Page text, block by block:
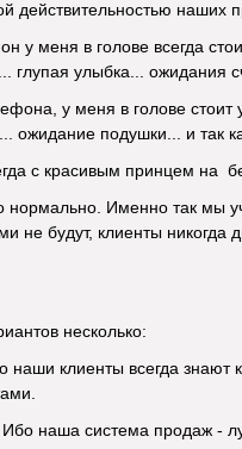
действительностью наших
у меня в голове всегда
глупая улыбка... ожидания
у меня в голове
ожидание подушки... и так
с красивым принцем на
нормально. Именно так мы
не будут, клиенты никогда
несколько:
клиенты всегда знают
наша система продаж -